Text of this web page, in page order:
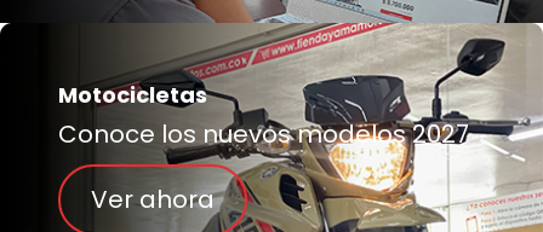
Motocicletas
Conoce los nuevos modelos 2027
Ver ahora